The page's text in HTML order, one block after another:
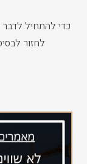
כדי להתחיל לדבר
לחזור